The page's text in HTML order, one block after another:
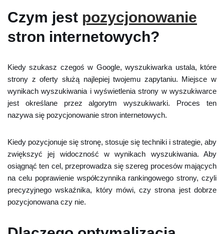
Czym jest pozycjonowanie
stron internetowych?
Kiedy szukasz czegoś w Google, wyszukiwarka ustala, które
strony z oferty służą najlepiej twojemu zapytaniu. Miejsce w
wynikach wyszukiwania i wyświetlenia strony w wyszukiwarce
jest określane przez algorytm wyszukiwarki. Proces ten
nazywa się pozycjonowanie stron internetowych.
Kiedy pozycjonuje się stronę, stosuje się techniki i strategie, aby
zwiększyć jej widoczność w wynikach wyszukiwania. Aby
osiągnąć ten cel, przeprowadza się szereg procesów mających
na celu poprawienie współczynnika rankingowego strony, czyli
precyzyjnego wskaźnika, który mówi, czy strona jest dobrze
pozycjonowana czy nie.